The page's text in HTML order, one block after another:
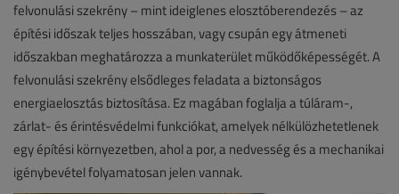
felvonulási szekrény – mint ideiglenes elosztóberendezés – az
építési időszak teljes hosszában, vagy csupán egy átmeneti
időszakban meghatározza a munkaterület működőképességét. A
felvonulási szekrény elsődleges feladata a biztonságos
energiaelosztás biztosítása. Ez magában foglalja a túláram-,
zárlat- és érintésvédelmi funkciókat, amelyek nélkülözhetetlenek
egy építési környezetben, ahol a por, a nedvesség és a mechanikai
igénybevétel folyamatosan jelen vannak.